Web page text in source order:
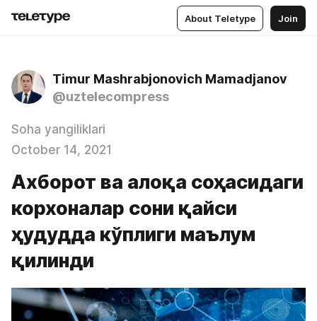
About Teletype Join
Timur Mashrabjonovich Mamadjanov
@uztelecompress
Soha yangiliklari
October 14, 2021
Ахборот ва алоқа соҳасидаги
корхоналар сони қайси
ҳудудда кўплиги маълум
қилинди